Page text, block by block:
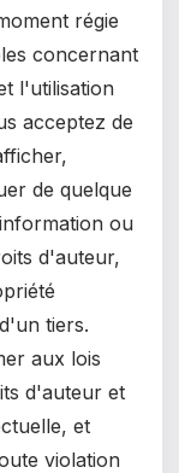
régie
concernant
l'utilisation
acceptez de
de quelque
ou
d'auteur,
tiers.
aux lois
d'auteur et
et
violation